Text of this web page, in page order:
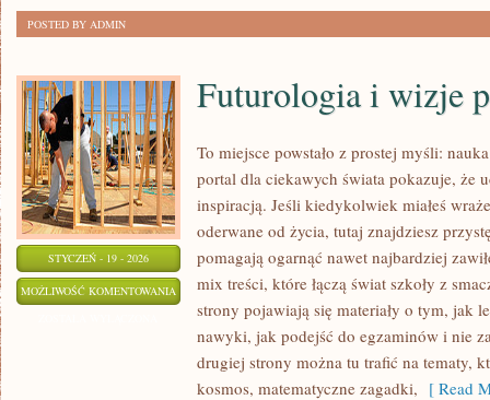
POSTED BY ADMIN
STYCZEŃ - 19 - 2026
MOŻLIWOŚĆ KOMENTOWANIA FUTUROLOGIA
WIZJE
PRZYSZŁOŚCI
Futurologia i wizje
To miejsce powstało z prostej myśli:
portal dla ciekawych świata pokazuje, że
inspiracją. Jeśli kiedykolwiek miałeś
oderwane od życia, tutaj znajdziesz
pomagają ogarnąć nawet najbardziej
mix treści, które łączą świat szkoły z
strony pojawiają się materiały o tym, jak
nawyki, jak podejść do egzaminów i nie
drugiej strony można tu trafić na tematy,
kosmos, matematyczne zagadki, [ Read